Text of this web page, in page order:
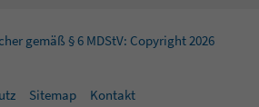
gemäß § 6 MDStV: Copyright 2026
Sitemap Kontakt